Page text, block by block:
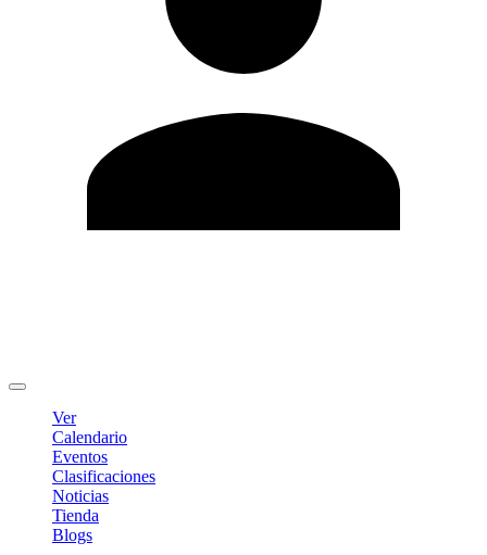
Ver
Calendario
Eventos
Clasificaciones
Noticias
Tienda
Blogs